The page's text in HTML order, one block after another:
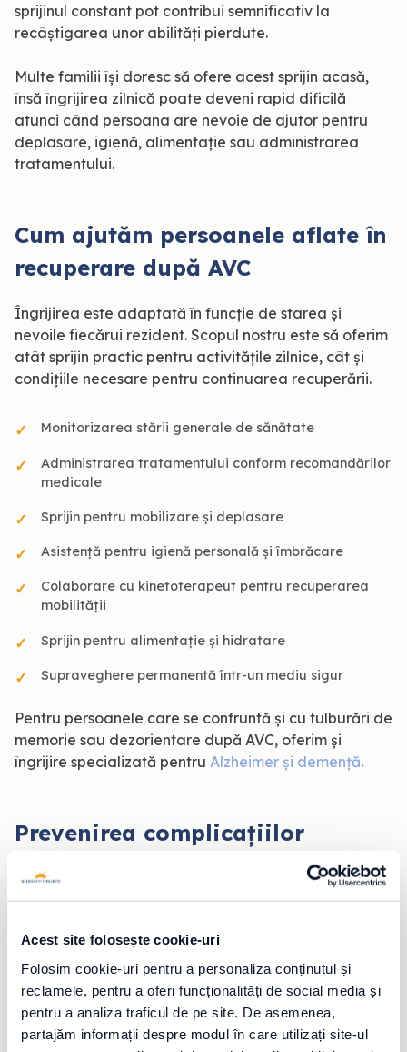
Acest site folosește cookie-uri
Folosim cookie-uri pentru a personaliza conținutul și
reclamele, pentru a oferi funcționalități de social media și
pentru a analiza traficul de pe site. De asemenea,
partajăm informații despre modul în care utilizați site-ul
sprijinul constant pot contribui semnificativ la
recâștigarea unor abilități pierdute.
Multe familii își doresc să ofere acest sprijin acasă,
însă îngrijirea zilnică poate deveni rapid dificilă
atunci când persoana are nevoie de ajutor pentru
deplasare, igienă, alimentație sau administrarea
tratamentului.
Cum ajutăm persoanele aflate în
recuperare după AVC
Îngrijirea este adaptată în funcție de starea și
nevoile fiecărui rezident. Scopul nostru este să oferim
atât sprijin practic pentru activitățile zilnice, cât și
condițiile necesare pentru continuarea recuperării.
Monitorizarea stării generale de sănătate
Administrarea tratamentului conform recomandărilor
medicale
Sprijin pentru mobilizare și deplasare
Asistență pentru igienă personală și îmbrăcare
Colaborare cu kinetoterapeut pentru recuperarea
mobilității
Sprijin pentru alimentație și hidratare
Supraveghere permanentă într-un mediu sigur
Pentru persoanele care se confruntă și cu tulburări de
memorie sau dezorientare după AVC, oferim și
îngrijire specializată pentru Alzheimer și demență.
Prevenirea complicațiilor
asociate imobilizării
la apariția unor complicații precum escarele,
mobilității.
De aceea, acordăm o atenție deosebită mobilizării
asistate, schimbării poziției la pat atunci când este